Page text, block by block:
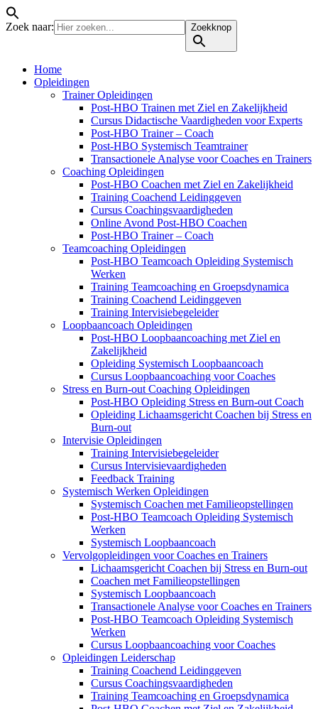
Zoek naar: Zoekknop
Home
Opleidingen
Trainer Opleidingen
Post-HBO Trainen met Ziel en Zakelijkheid
Cursus Didactische Vaardigheden voor Experts
Post-HBO Trainer – Coach
Post-HBO Systemisch Teamtrainer
Transactionele Analyse voor Coaches en Trainers
Coaching Opleidingen
Post-HBO Coachen met Ziel en Zakelijkheid
Training Coachend Leidinggeven
Cursus Coachingsvaardigheden
Online Avond Post-HBO Coachen
Post-HBO Trainer – Coach
Teamcoaching Opleidingen
Post-HBO Teamcoach Opleiding Systemisch
Werken
Training Teamcoaching en Groepsdynamica
Training Coachend Leidinggeven
Training Intervisiebegeleider
Loopbaancoach Opleidingen
Post-HBO Loopbaancoaching met Ziel en
Zakelijkheid
Opleiding Systemisch Loopbaancoach
Cursus Loopbaancoaching voor Coaches
Stress en Burn-out Coaching Opleidingen
Post-HBO Opleiding Stress en Burn-out Coach
Opleiding Lichaamsgericht Coachen bij Stress en
Burn-out
Intervisie Opleidingen
Training Intervisiebegeleider
Cursus Intervisievaardigheden
Feedback Training
Systemisch Werken Opleidingen
Systemisch Coachen met Familieopstellingen
Post-HBO Teamcoach Opleiding Systemisch
Werken
Systemisch Loopbaancoach
Vervolgopleidingen voor Coaches en Trainers
Lichaamsgericht Coachen bij Stress en Burn-out
Coachen met Familieopstellingen
Systemisch Loopbaancoach
Transactionele Analyse voor Coaches en Trainers
Post-HBO Teamcoach Opleiding Systemisch
Werken
Cursus Loopbaancoaching voor Coaches
Opleidingen Leiderschap
Training Coachend Leidinggeven
Cursus Coachingsvaardigheden
Training Teamcoaching en Groepsdynamica